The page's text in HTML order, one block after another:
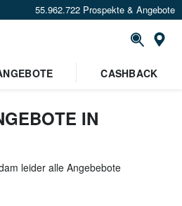
55.962.722 Prospekte & Angebote
CASHBACK
IN
leider alle Angebebote